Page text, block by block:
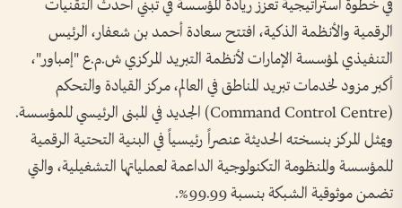
في خطوة استراتيجية تعزز ريادة المؤسسة في تبني أحدث التقنيات
الرقمية والأنظمة الذكية، افتتح سعادة أحمد بن شعفار، الرئيس
التنفيذي لمؤسسة الإمارات لأنظمة التبريد المركزي ش.م.ع "إمباور"،
أكبر مزود لخدمات تبريد المناطق في العالم، مركز القيادة والتحكم
(Command Control Centre) الجديد في المبنى الرئيسي للمؤسسة.
ويمثل المركز بنسخته الحديثة عنصراً رئيسياً في البنية التحتية الرقمية
للمؤسسة والمنظومة التكنولوجية الداعمة لعملياتها التشغيلية، والتي
تضمن موثوقية الشبكة بنسبة 99.99%.